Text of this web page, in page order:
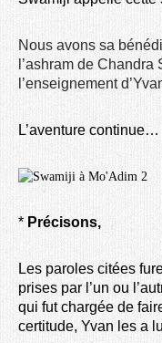
Nous avons sa
l’ashram de
l’enseignement
L’aventure continue…
* Précisons,
Les paroles citées
prises par l’un ou
qui fut chargée de
certitude, Yvan les a